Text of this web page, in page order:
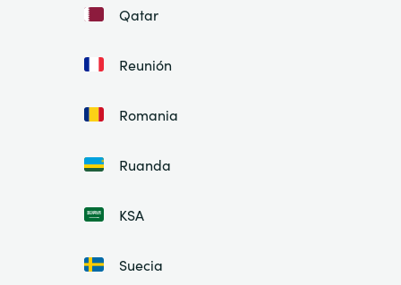
Qatar
Reunión
Romania
Ruanda
KSA
Suecia